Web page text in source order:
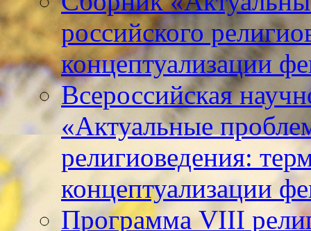
российского
концептуализации
Всероссийская
«Актуальные
религиоведения:
концептуализации
Программа VIII